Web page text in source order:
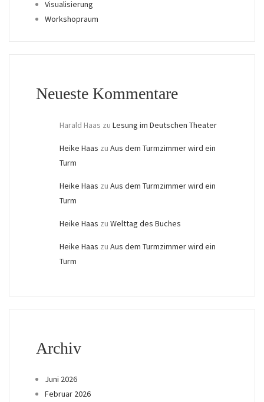
Visualisierung
Workshopraum
Neueste Kommentare
Harald Haas zu Lesung im Deutschen Theater
Heike Haas zu Aus dem Turmzimmer wird ein
Turm
Heike Haas zu Aus dem Turmzimmer wird ein
Turm
Heike Haas zu Welttag des Buches
Heike Haas zu Aus dem Turmzimmer wird ein
Turm
Archiv
Juni 2026
Februar 2026